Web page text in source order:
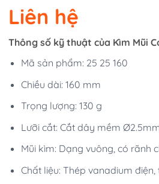
Liên hệ
Thông số kỹ thuật của Kìm Mũi
Mã sản phẩm: 25 25 160
Chiều dài: 160 mm
Trọng lượng: 130 g
Lưỡi cắt: Cắt dây mềm
Mũi kìm: Dạng vuông, có rãnh
Chất liệu: Thép vanadium điện,